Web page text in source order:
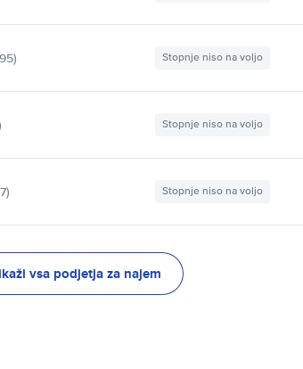
Stopnje niso na voljo
Stopnje niso na voljo
Stopnje niso na voljo
vsa podjetja za najem